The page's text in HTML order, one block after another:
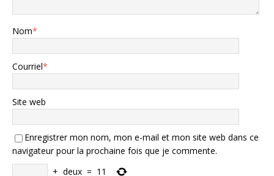
Nom*
Courriel*
Site web
Enregistrer mon nom, mon e-mail et mon site web dans ce
navigateur pour la prochaine fois que je commente.
+ deux = 11